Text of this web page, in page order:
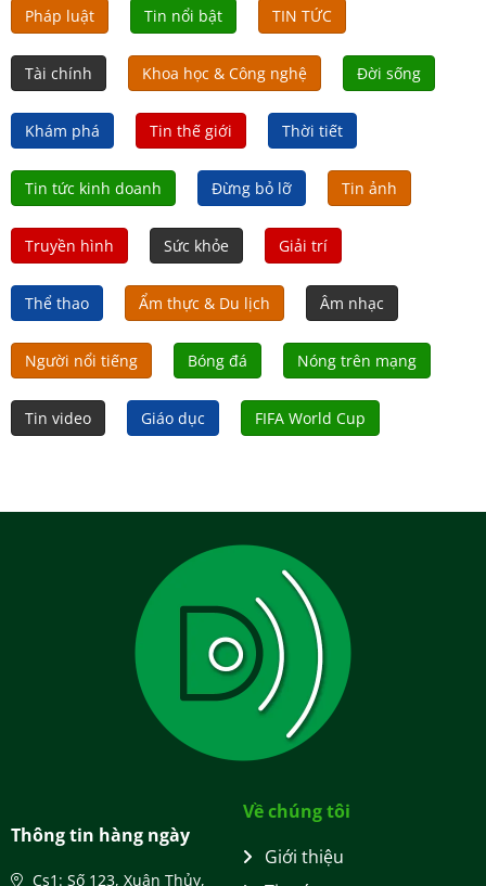
Pháp luật Tin nổi bật TIN TỨC
Tài chính Khoa học & Công nghệ Đời sống
Khám phá Tin thế giới Thời tiết
Tin tức kinh doanh Đừng bỏ lỡ Tin ảnh
Truyền hình Sức khỏe Giải trí
Thể thao Ẩm thực & Du lịch Âm nhạc
Người nổi tiếng Bóng đá Nóng trên mạng
Tin video Giáo dục FIFA World Cup
Thông tin hàng ngày
Cs1: Số 123, Xuân Thủy,
Về chúng tôi
Giới thiệu